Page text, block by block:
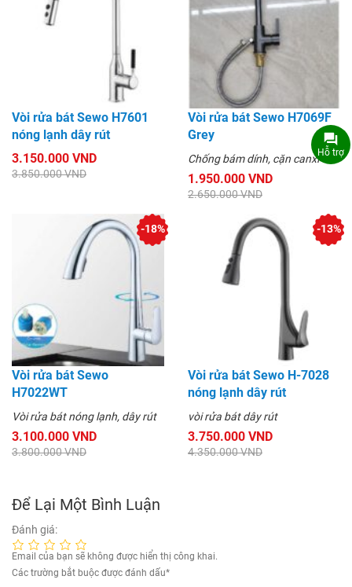
Vòi rửa bát Sewo H7601
nóng lạnh dây rút
3.150.000 VND
3.850.000 VND
Vòi rửa bát Sewo H7069F
Grey
Chống bám dính, cặn canxi
1.950.000 VND
2.650.000 VND
Vòi rửa bát Sewo
H7022WT
Vòi rửa bát nóng lạnh, dây rút
3.100.000 VND
3.800.000 VND
-18%
Vòi rửa bát Sewo H-7028
nóng lạnh dây rút
vòi rửa bát dây rút
3.750.000 VND
4.350.000 VND
-13%
Để Lại Một Bình Luận
Đánh giá:
Email của bạn sẽ không được hiển thị công khai.
Các trường bắt buộc được đánh dấu*
Hỗ trợ